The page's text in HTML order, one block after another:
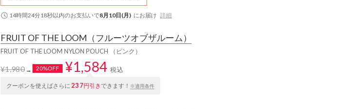
14時間24分17秒以内のお支払いで8月10日(月) にお届け 詳細
FRUIT OF THE LOOM （フルーツオブザルーム）
FRUIT OF THE LOOM NYLON POUCH （ピンク）
¥1,980→ 20%OFF ¥1,584 税込
クーポンを使えばさらに 237円引きできます！ ※適用条件